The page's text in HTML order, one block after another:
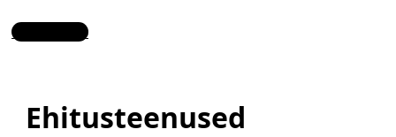
Contact Us
Ehitusteenused